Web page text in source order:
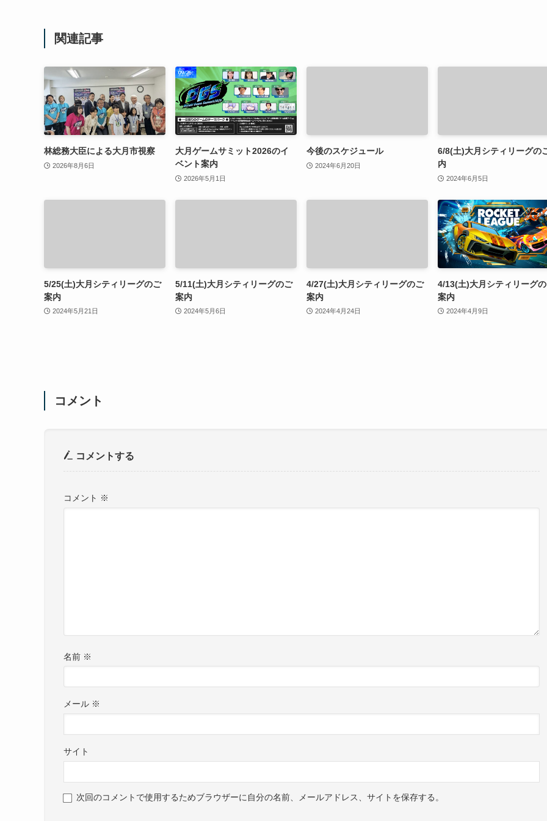
関連記事
林総務大臣による大月市視察
2026年8月6日
大月ゲームサミット2026のイ
ベント案内
2026年5月1日
今後のスケジュール
2024年6月20日
6/8(土)大月シティリーグの
内
2024年6月5日
5/25(土)大月シティリーグのご
案内
2024年5月21日
5/11(土)大月シティリーグのご
案内
2024年5月6日
4/27(土)大月シティリーグのご
案内
2024年4月24日
4/13(土)大月シティリーグ
案内
2024年4月9日
コメント
コメントする
コメント ※
名前 ※
メール ※
サイト
次回のコメントで使用するためブラウザーに自分の名前、メールアドレス、サイトを保存する。